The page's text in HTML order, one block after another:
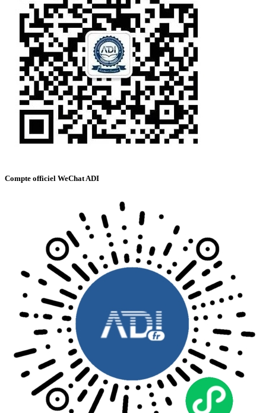
Compte officiel WeChat ADI